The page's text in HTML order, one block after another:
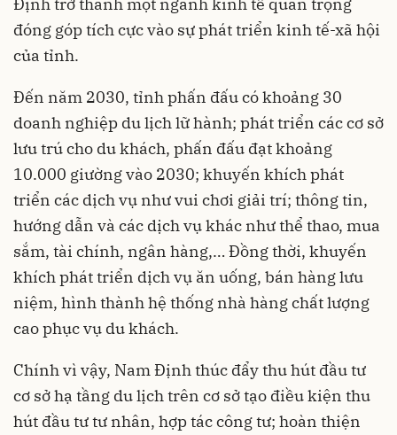
đóng góp tích cực vào sự phát triển kinh tế-xã hội
của tỉnh.
Đến năm 2030, tỉnh phấn đấu có khoảng 30
doanh nghiệp du lịch lữ hành; phát triển các cơ sở
lưu trú cho du khách, phấn đấu đạt khoảng
10.000 giường vào 2030; khuyến khích phát
triển các dịch vụ như vui chơi giải trí; thông tin,
hướng dẫn và các dịch vụ khác như thể thao, mua
sắm, tài chính, ngân hàng,… Đồng thời, khuyến
khích phát triển dịch vụ ăn uống, bán hàng lưu
niệm, hình thành hệ thống nhà hàng chất lượng
cao phục vụ du khách.
Chính vì vậy, Nam Định thúc đẩy thu hút đầu tư
cơ sở hạ tầng du lịch trên cơ sở tạo điều kiện thu
hút đầu tư tư nhân, hợp tác công tư; hoàn thiện